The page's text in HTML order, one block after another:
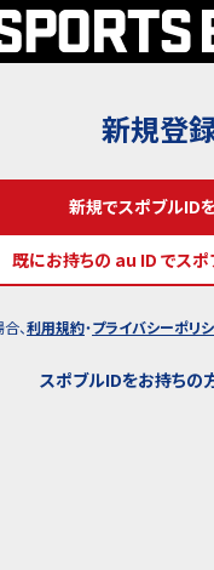
新規登
新規でスポブルID
既にお持ちの au ID でス
、利用規約・プライバシーポリ
スポブルIDをお持ちの